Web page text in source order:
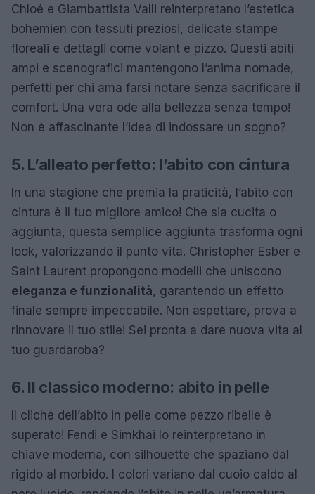
Chloé e Giambattista Valli reinterpretano l’estetica
bohemien con tessuti preziosi, delicate stampe
floreali e dettagli come volant e pizzo. Questi abiti
ampi e scenografici mantengono l’anima nomade,
perfetti per chi ama farsi notare senza sacrificare il
comfort. Una vera ode alla bellezza senza tempo!
Non è affascinante l’idea di indossare un sogno?
5. L’alleato perfetto: l’abito con cintura
In una stagione che premia la praticità, l’abito con
cintura è il tuo migliore amico! Che sia cucita o
aggiunta, questa semplice aggiunta trasforma ogni
look, valorizzando il punto vita. Christopher Esber e
Saint Laurent propongono modelli che uniscono
eleganza e funzionalità, garantendo un effetto
finale sempre impeccabile. Non aspettare, prova a
rinnovare il tuo stile! Sei pronta a dare nuova vita al
tuo guardaroba?
6. Il classico moderno: abito in pelle
Il cliché dell’abito in pelle come pezzo ribelle è
superato! Fendi e Simkhai lo reinterpretano in
chiave moderna, con silhouette che spaziano dal
rigido al morbido. I colori variano dal cuoio caldo al